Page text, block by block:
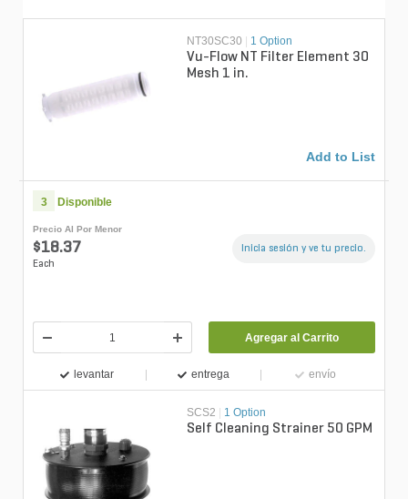
NT30SC30 1 Option
Vu-Flow NT Filter Element 30
Mesh 1 in.
Add to List
3 Disponible
Precio Al Por Menor
$18.37
Each
Inicia sesión y ve tu precio.
Agregar al Carrito
levantar entrega envío
SCS2 | 1 Option
Self Cleaning Strainer 50 GPM